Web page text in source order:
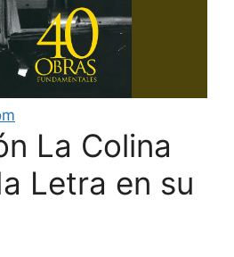
La Colina
Letra en su